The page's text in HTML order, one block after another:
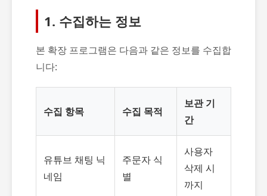
1. 수집하는 정보
본 확장 프로그램은 다음과 같은 정보를 수집합
니다:
수집 항목 수집 목적
보관 기
간
유튜브 채팅 닉
네임
주문자 식
별
사용자
삭제 시
까지